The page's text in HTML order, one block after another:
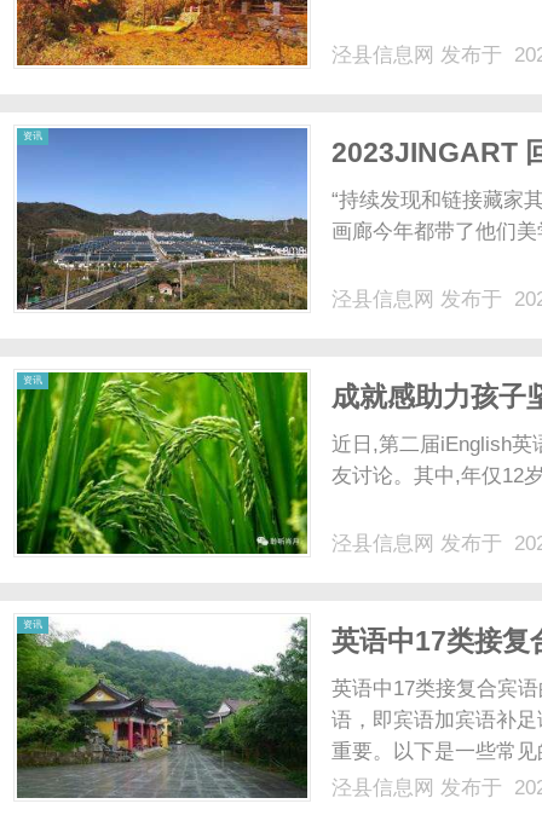
泾县信息网 发布于
资讯
2023JINGART
心对待
“持续发现和链接藏家
画廊今年都带了他们
泾县信息网 发布于
资讯
成就感助力孩子
近日,第二届iEnglish英
友讨论。其中,年仅12
泾县信息网 发布于
资讯
英语中17类接复
英语中17类接复合宾
语，即宾语加宾语补
重要。以下是一些常
泾县信息网 发布于